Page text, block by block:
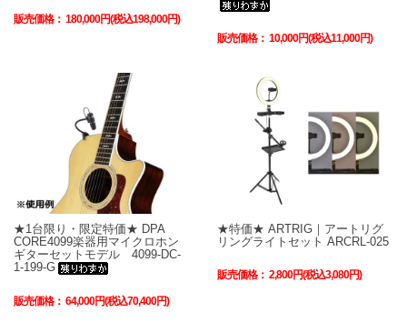
販売価格： 180,000円(税込198,000円)
販売価格： 10,000円(税込11,000円)
★1台限り・限定特価★ DPA
CORE4099楽器用マイクロホン
ギターセットモデル 4099-DC-
1-199-G
販売価格： 64,000円(税込70,400円)
★特価★ ARTRIG｜アートリグ
リングライトセット ARCRL-025
販売価格： 2,800円(税込3,080円)